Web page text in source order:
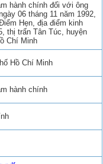
hành chính đối với ông
06 tháng 11 năm 1992,
Hẹn, địa điểm kinh
thị trấn Tân Túc, huyện
Chí Minh
Hồ Chí Minh
hành chính